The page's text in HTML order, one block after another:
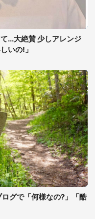
...大絶賛 少しアレンジ
いの!」
グで「何様なの?」「酷